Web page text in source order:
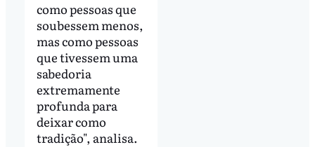
como pessoas que
soubessem menos,
mas como pessoas
que tivessem uma
sabedoria
extremamente
profunda para
deixar como
tradição", analisa.